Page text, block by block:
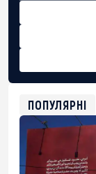
USDT
ETH
ПОПУЛЯРНІ